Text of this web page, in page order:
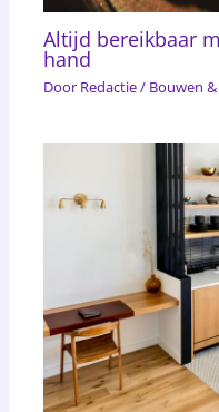
Altijd bereikbaar
hand
Door Redactie/ Bouwen